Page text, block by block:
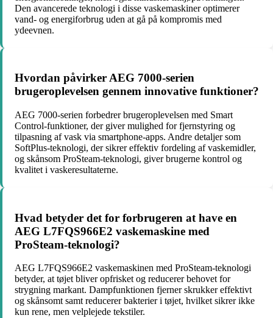
Den avancerede teknologi i disse vaskemaskiner optimerer
vand- og energiforbrug uden at gå på kompromis med
ydeevnen.
Hvordan påvirker AEG 7000-serien
brugeroplevelsen gennem innovative funktioner?
AEG 7000-serien forbedrer brugeroplevelsen med Smart
Control-funktioner, der giver mulighed for fjernstyring og
tilpasning af vask via smartphone-apps. Andre detaljer som
SoftPlus-teknologi, der sikrer effektiv fordeling af vaskemidler,
og skånsom ProSteam-teknologi, giver brugerne kontrol og
kvalitet i vaskeresultaterne.
Hvad betyder det for forbrugeren at have en
AEG L7FQS966E2 vaskemaskine med
ProSteam-teknologi?
AEG L7FQS966E2 vaskemaskinen med ProSteam-teknologi
betyder, at tøjet bliver opfrisket og reducerer behovet for
strygning markant. Dampfunktionen fjerner skrukker effektivt
og skånsomt samt reducerer bakterier i tøjet, hvilket sikrer ikke
kun rene, men velplejede tekstiler.